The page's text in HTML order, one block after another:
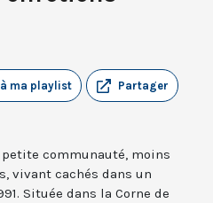
Partager
ma playlist
communauté, moins
vivant cachés dans un
Située dans la Corne de